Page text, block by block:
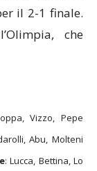
che
Vizzo, Pepe
Abu, Molteni
: Lucca, Bettina, Lo
Leoni.Allenatore: